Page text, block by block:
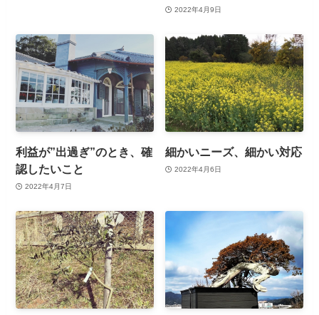
2022年4月9日
利益が”出過ぎ”のとき、確
認したいこと
2022年4月7日
細かいニーズ、細かい対応
2022年4月6日